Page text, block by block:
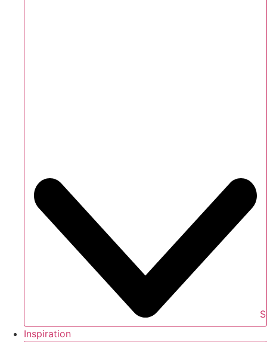
Inspiration